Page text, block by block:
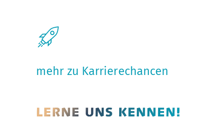
mehr zu Karrierechancen